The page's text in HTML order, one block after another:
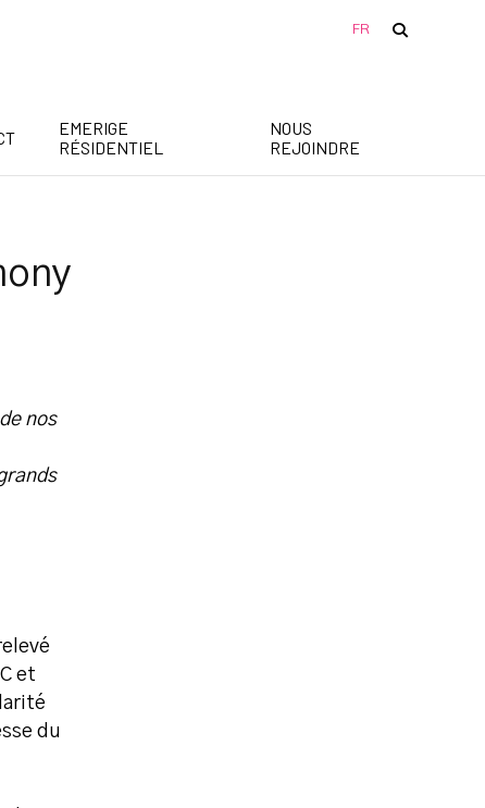
FR
EMERIGE
RÉSIDENTIEL
NOUS
REJOINDRE
RECHERCHER
nos
et
du